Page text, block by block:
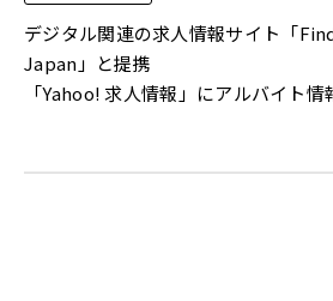
デジタル関連の求人情報サイト「
Japan」と提携
「Yahoo! 求人情報」にアルバイト